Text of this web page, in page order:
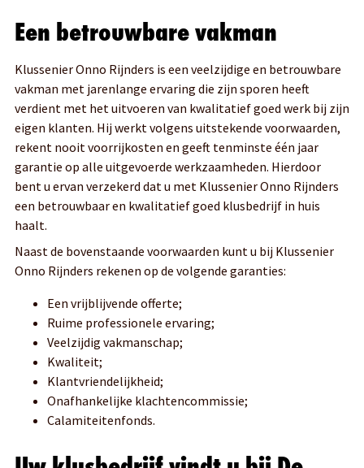
Een betrouwbare vakman
Klussenier Onno Rijnders is een veelzijdige en betrouwbare
vakman met jarenlange ervaring die zijn sporen heeft
verdient met het uitvoeren van kwalitatief goed werk bij zijn
eigen klanten. Hij werkt volgens uitstekende voorwaarden,
rekent nooit voorrijkosten en geeft tenminste één jaar
garantie op alle uitgevoerde werkzaamheden. Hierdoor
bent u ervan verzekerd dat u met Klussenier Onno Rijnders
een betrouwbaar en kwalitatief goed klusbedrijf in huis
haalt.
Naast de bovenstaande voorwaarden kunt u bij Klussenier
Onno Rijnders rekenen op de volgende garanties:
Een vrijblijvende offerte;
Ruime professionele ervaring;
Veelzijdig vakmanschap;
Kwaliteit;
Klantvriendelijkheid;
Onafhankelijke klachtencommissie;
Calamiteitenfonds.